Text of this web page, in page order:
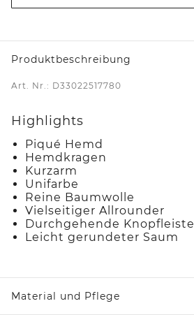
Produktbeschreibung
Art. Nr.: D33022517780
Highlights
Piqué Hemd
Hemdkragen
Kurzarm
Unifarbe
Reine Baumwolle
Vielseitiger Allrounder
Durchgehende Knopfleiste
Leicht gerundeter Saum
Material und Pflege